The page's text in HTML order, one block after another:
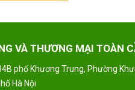
VÀ THƯƠNG MẠI TOÀN
phố Khương Trung, Phường
Hà Nội